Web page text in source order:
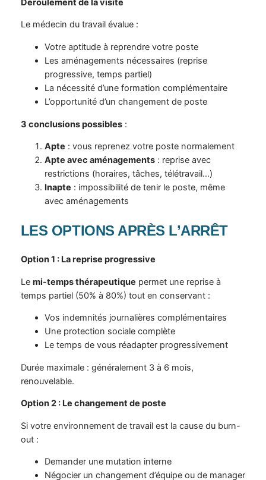
Déroulement de la visite
Le médecin du travail évalue :
Votre aptitude à reprendre votre poste
Les aménagements nécessaires (reprise
progressive, temps partiel)
La nécessité d’une formation complémentaire
L’opportunité d’un changement de poste
3 conclusions possibles:
Apte : vous reprenez votre poste normalement
Apte avec aménagements: reprise avec
restrictions (horaires, tâches, télétravail…)
Inapte : impossibilité de tenir le poste, même
avec aménagements
LES OPTIONS APRÈS L’ARRÊT
Option 1 : La reprise progressive
Le mi-temps thérapeutique permet une reprise à
temps partiel (50% à 80%) tout en conservant :
Vos indemnités journalières complémentaires
Une protection sociale complète
Le temps de vous réadapter progressivement
Durée maximale : généralement 3 à 6 mois,
renouvelable.
Option 2 : Le changement de poste
Si votre environnement de travail est la cause du burn-
out :
Demander une mutation interne
Négocier un changement d’équipe ou de manager